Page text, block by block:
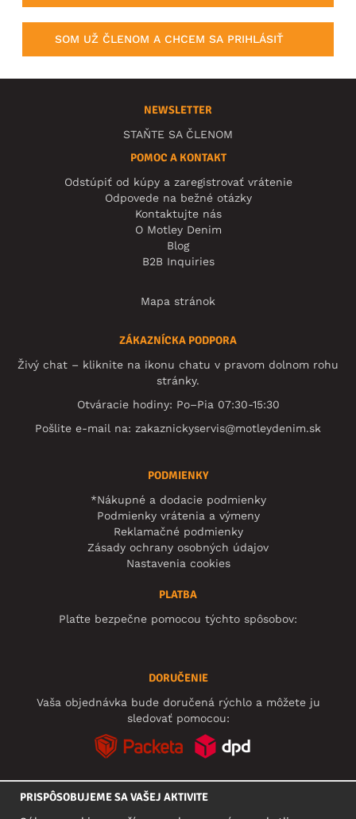
SOM UŽ ČLENOM A CHCEM SA PRIHLÁSIŤ
NEWSLETTER
STAŇTE SA ČLENOM
POMOC A KONTAKT
Odstúpiť od kúpy a zaregistrovať vrátenie
Odpovede na bežné otázky
Kontaktujte nás
O Motley Denim
Blog
B2B Inquiries
Mapa stránok
ZÁKAZNÍCKA PODPORA
Živý chat – kliknite na ikonu chatu v pravom dolnom rohu
stránky.
Otváracie hodiny: Po–Pia 07:30-15:30
Pošlite e-mail na: zakaznickyservis@motleydenim.sk
PODMIENKY
*Nákupné a dodacie podmienky
Podmienky vrátenia a výmeny
Reklamačné podmienky
Zásady ochrany osobných údajov
Nastavenia cookies
PLATBA
Plaťte bezpečne pomocou týchto spôsobov:
DORUČENIE
Vaša objednávka bude doručená rýchlo a môžete ju
sledovať pomocou:
PRISPÔSOBUJEME SA VAŠEJ AKTIVITE